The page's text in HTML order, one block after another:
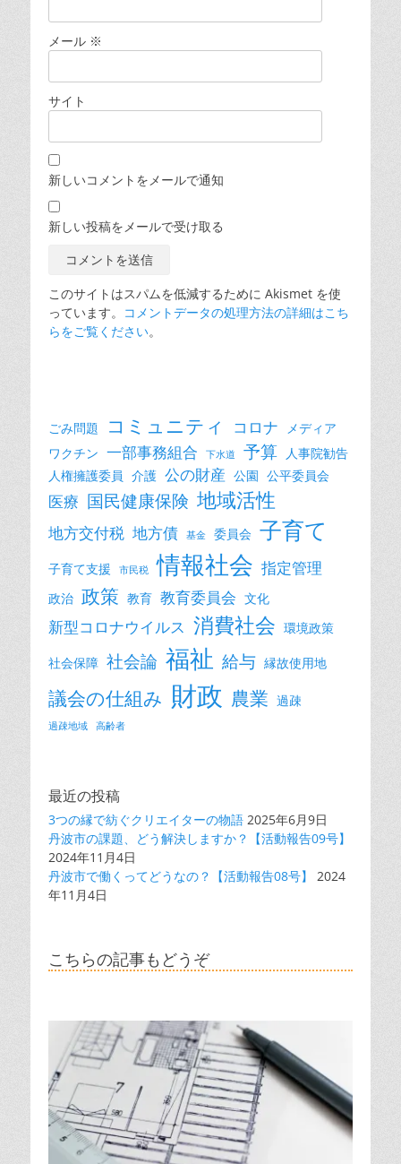
メール ※
サイト
新しいコメントをメールで通知
新しい投稿をメールで受け取る
このサイトはスパムを低減するために Akismet を使
っています。 コメントデータの処理方法の詳細はこち
らをご覧ください。
ごみ問題 コミュニティ コロナ
メディア
ワクチン 一部事務組合 下水道 予算 人事院勧告
人権擁護委員 介護 公の財産 公園 公平委員会
医療 国民健康保険 地域活性
地方交付税 地方債 基金 委員会 子育て
子育て支援 市民税 情報社会 指定管理
政治 政策 教育 教育委員会 文化
新型コロナウイルス 消費社会 環境政策
社会保障 社会論 福祉 給与 縁故使用地
議会の仕組み 財政 農業 過疎
過疎地域 高齢者
最近の投稿
3つの縁で紡ぐクリエイターの物語 2025年6月9日
丹波市の課題、どう解決しますか？【活動報告09号】
2024年11月4日
丹波市で働くってどうなの？【活動報告08号】
2024
年11月4日
こちらの記事もどうぞ